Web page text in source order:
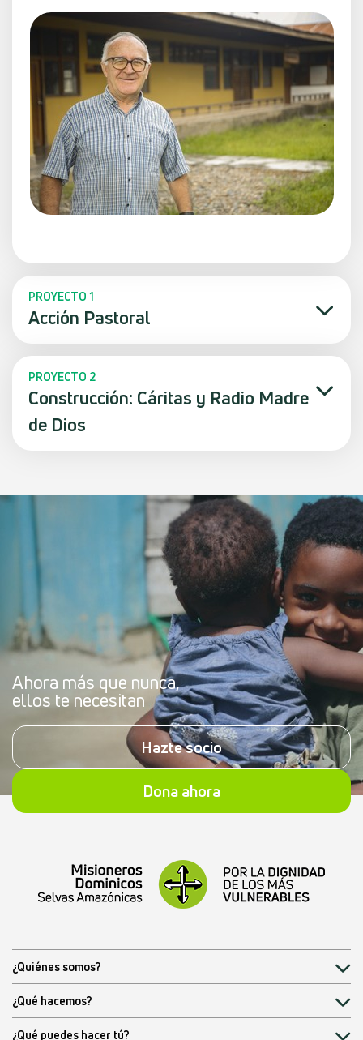
PROYECTO 1
Acción Pastoral
PROYECTO 2
Construcción: Cáritas y Radio Madre
de Dios
Ahora más que nunca,
ellos te necesitan
Hazte socio
Dona ahora
¿Quiénes somos?
¿Qué hacemos?
¿Qué puedes hacer tú?